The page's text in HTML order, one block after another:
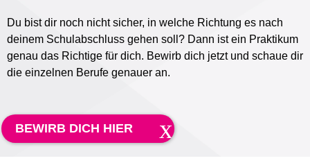
Du bist dir noch nicht sicher, in welche Richtung es nach
deinem Schulabschluss gehen soll? Dann ist ein Praktikum
genau das Richtige für dich. Bewirb dich jetzt und schaue dir
die einzelnen Berufe genauer an.
BEWIRB DICH HIER